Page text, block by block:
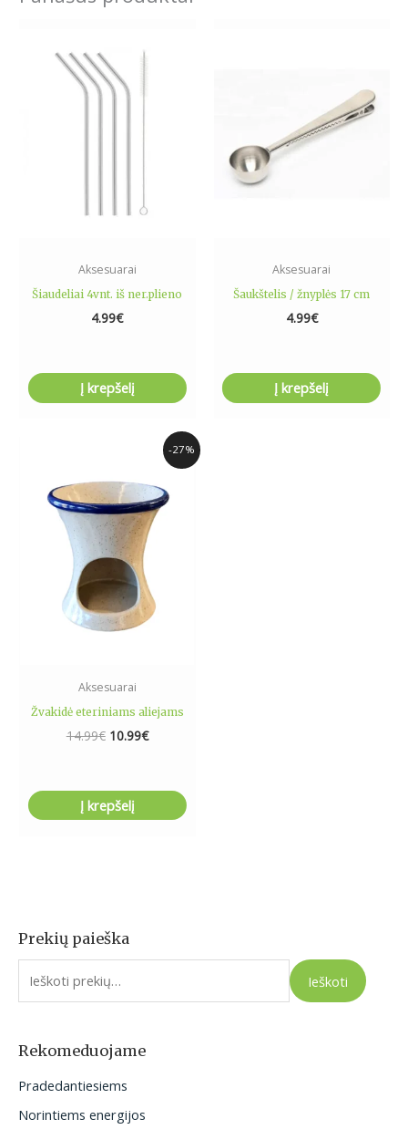
Prekių paieška
I
e
o
:
Ieškoti
Rekomeduojame
Pradedantiesiems
Norintiems energijos
Aksesuarai
Šiaudeliai 4vnt. iš ner.plieno
4.99€
Į krepšelį
Aksesuarai
Šaukštelis / žnyplės 17 cm
4.99€
Į krepšelį
-27%
Aksesuarai
Žvakidė eteriniams aliejams
14.99€
14.99€.
10.99€
Current
price
10.99€.
Į krepšelį